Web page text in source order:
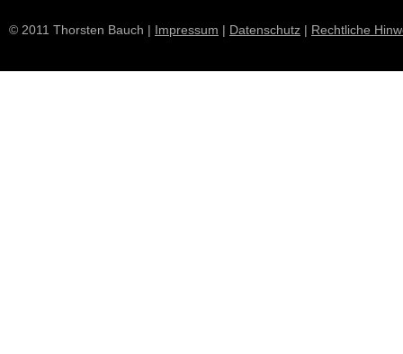
© 2011 Thorsten Bauch | Impressum | Datenschutz | Rechtliche